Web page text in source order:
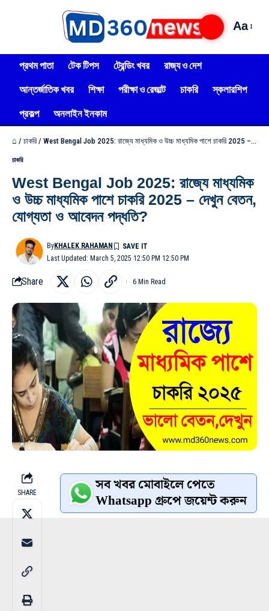
Aa
প্রথম পাতা টেক টিপস ট্রেন্ডিং খবর
রাজ্য ও দেশ
আন্তর্জাতিক খবর
শিক্ষা পরীক্ষা ও রেজাল্ট চাকরি
স্কলারশিপ
প্রকল্প
অনলাইন ইনকাম
⌂ / চাকরি / West Bengal Job 2025: রাজ্যে মাধ্যমিক ও উচ্চ মাধ্যমিক পাশে চাকরি 2025 – দেখুন বেতন, যোগ্যতা ও আবেদন পদ্ধতি?
চাকরি
West Bengal Job 2025: রাজ্যে মাধ্যমিক
ও উচ্চ মাধ্যমিক পাশে চাকরি 2025 – দেখুন বেতন,
যোগ্যতা ও আবেদন পদ্ধতি?
Last Updated: March 5, 2025 12:50 PM 12:50 PM
ByKHALEK RAHAMAN
Share 6 Min Read
SHARE সব খবর মোবাইলে পেতে
Whatsapp গ্রুপে জয়েন্ট করুন